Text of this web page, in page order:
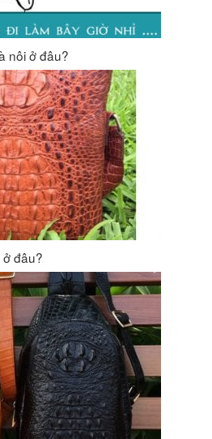
nội ở đâu?
đâu?